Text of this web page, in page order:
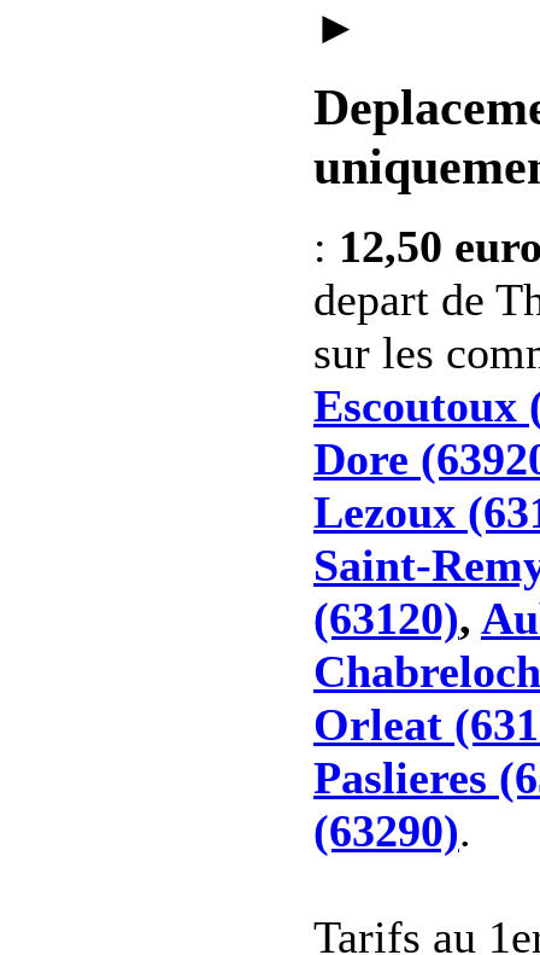
►
: 12,50
depart de
sur les
Escoutoux
Dore
Lezoux
Saint-
(63120),
Orleat
Paslieres
(63290).
Tarifs au